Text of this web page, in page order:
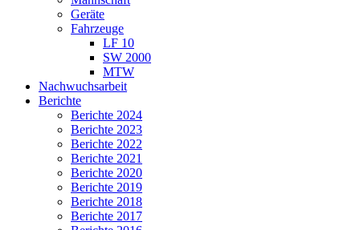
Geräte
Fahrzeuge
LF 10
SW 2000
MTW
Nachwuchsarbeit
Berichte
Berichte 2024
Berichte 2023
Berichte 2022
Berichte 2021
Berichte 2020
Berichte 2019
Berichte 2018
Berichte 2017